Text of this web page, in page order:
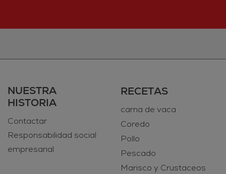
NUESTRA
HISTORIA
Contactar
Responsabilidad social
empresarial
RECETAS
carna de vaca
Coredo
Pollo
Pescado
Marisco y Crustaceos